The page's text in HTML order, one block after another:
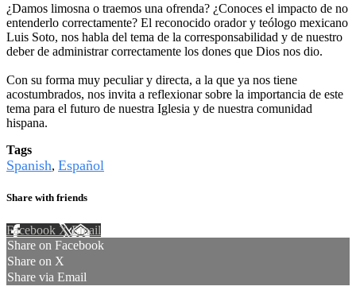
¿Damos limosna o traemos una ofrenda? ¿Conoces el impacto de no
entenderlo correctamente? El reconocido orador y teólogo mexicano
Luis Soto, nos habla del tema de la corresponsabilidad y de nuestro
deber de administrar correctamente los dones que Dios nos dio.
Con su forma muy peculiar y directa, a la que ya nos tiene
acostumbrados, nos invita a reflexionar sobre la importancia de este
tema para el futuro de nuestra Iglesia y de nuestra comunidad
hispana.
Tags
Spanish, Español
Share with friends
Facebook XEmail
Share on Facebook
Share on X
Share via Email